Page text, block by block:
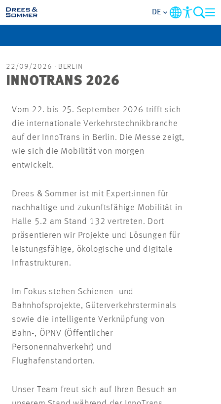
MARKETS
SERVICES
UNTERNEHMEN
IM FOKUS
PROJEKTE
KONTAKT
DE
22/09/2026 · BERLIN
INNOTRANS 2026
Vom 22. bis 25. September 2026 trifft sich
die internationale Verkehrstechnikbranche
auf der InnoTrans in Berlin. Die Messe zeigt,
wie sich die Mobilität von morgen
entwickelt.
Drees & Sommer ist mit Expert:innen für
nachhaltige und zukunftsfähige Mobilität in
Halle 5.2 am Stand 132 vertreten. Dort
präsentieren wir Projekte und Lösungen für
leistungsfähige, ökologische und digitale
Infrastrukturen.
Im Fokus stehen Schienen- und
Bahnhofsprojekte, Güterverkehrsterminals
sowie die intelligente Verknüpfung von
Bahn-, ÖPNV (Öffentlicher
Personennahverkehr) und
Flughafenstandorten.
Unser Team freut sich auf Ihren Besuch an